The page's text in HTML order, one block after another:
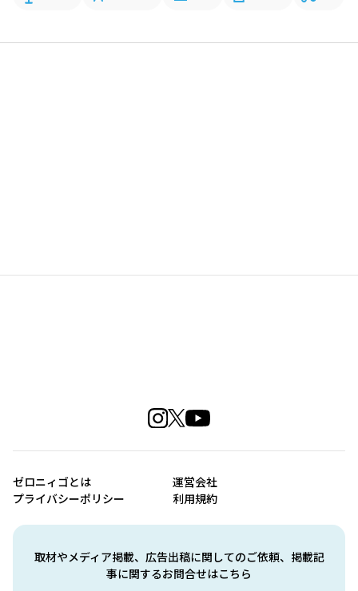
取材やメディア掲載、広告出稿に関してのご依頼、掲載記
事に関するお問合せはこちら
ゼロニィゴとは
運営会社
プライバシーポリシー
利用規約